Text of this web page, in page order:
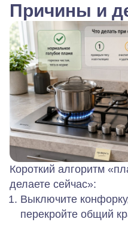
Причины и
Короткий алгоритм
делаете сейчас»:
Выключите
перекройте общий